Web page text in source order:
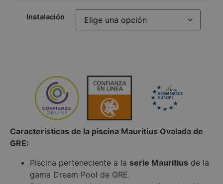
Instalación
Características de la piscina Mauritius Ovalada de
GRE:
Piscina perteneciente a la serie Mauritius de la
gama Dream Pool de GRE.